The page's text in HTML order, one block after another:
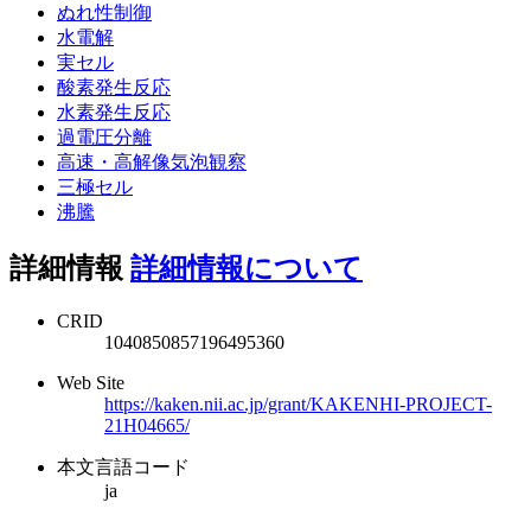
ぬれ性制御
水電解
実セル
酸素発生反応
水素発生反応
過電圧分離
高速・高解像気泡観察
三極セル
沸騰
詳細情報 詳細情報について
CRID
1040850857196495360
Web Site
https://kaken.nii.ac.jp/grant/KAKENHI-PROJECT-
21H04665/
本文言語コード
ja